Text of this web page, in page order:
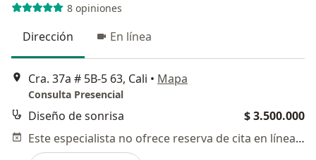
8 opiniones
Dirección En línea
Cra. 37a # 5B-5 63, Cali • Mapa
Consulta Presencial
Diseño de sonrisa
$ 3.500.000
Este especialista no ofrece reserva de cita en línea en esta dirección.